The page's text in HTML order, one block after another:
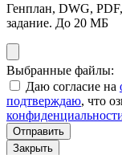
Генплан, DWG,
задание. До 20 МБ
Выбранные файлы:
Даю согласие на
подтверждаю, что
Отправить
Закрыть